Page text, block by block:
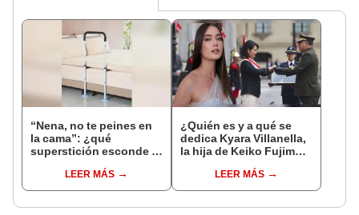
“Nena, no te peines en
la cama”: ¿qué
superstición esconde la
Enanitos Verdes?
LEER MÁS
¿Quién es y a qué se
dedica Kyara Villanella,
la hija de Keiko Fujimori
nivel nacional?
LEER MÁS